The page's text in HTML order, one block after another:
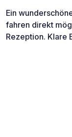
Ein
fahren direkt
Rezeption. Klare